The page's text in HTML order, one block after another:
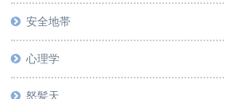
安全地帯
心理学
怒髪天